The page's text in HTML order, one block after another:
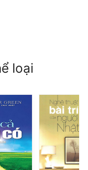
loại